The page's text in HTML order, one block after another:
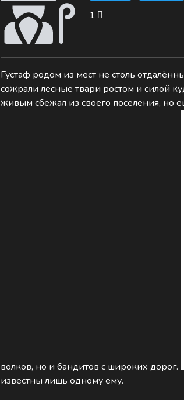
1
Густаф родом из мест не столь
сожрали лесные твари ростом и силой
живым сбежал из своего поселения, но
волков, но и бандитов с широких дорог.
известны лишь одному ему.